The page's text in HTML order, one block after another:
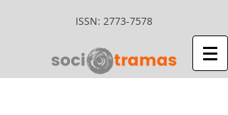
ISSN: 2773-7578